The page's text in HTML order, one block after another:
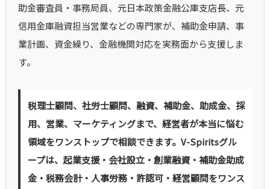
助金審査員・事務局員、元日本政策金融公庫支店長、元
信用金庫融資担当営業などの専門家が、補助金申請、事
業計画、資金繰り、金融機関対応を実務面から支援しま
す。
税理士顧問、社労士顧問、融資、補助金、助成金、採
用、営業、マーケティングまで、経営者が本当に悩む
領域をワンストップで相談できます。V-Spiritsグル
ープは、起業支援・会社設立・創業融資・補助金助成
金・税務会計・人事労務・許認可・経営顧問をワンス